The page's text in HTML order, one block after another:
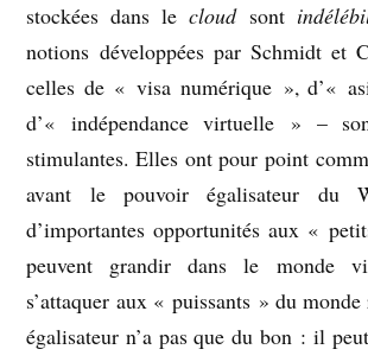
stockées dans lecloudsont
notions développées par Schmidt et
celles de « visa numérique », d’«
d’« indépendance virtuelle » –
stimulantes. Elles ont pour point
avant le pouvoir égalisateur du
d’importantes opportunités aux «
peuvent grandir dans le monde
s’attaquer aux « puissants » du
égalisateur n’a pas que du bon : il